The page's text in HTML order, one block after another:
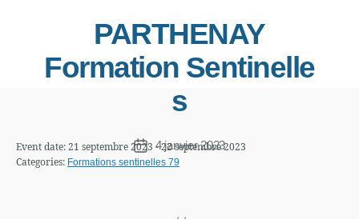
PARTHENAY
Formation Sentinelle
s
4 janvier 2023
Event date: 21 septembre 2023 - 22 septembre 2023
Categories: Formations sentinelles 79